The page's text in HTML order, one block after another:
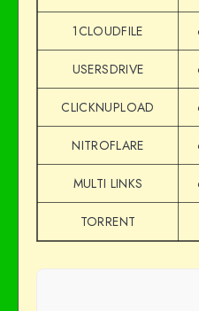
1CLOUDFILE
USERSDRIVE
CLICKNUPLOAD
NITROFLARE
MULTI LINKS
TORRENT